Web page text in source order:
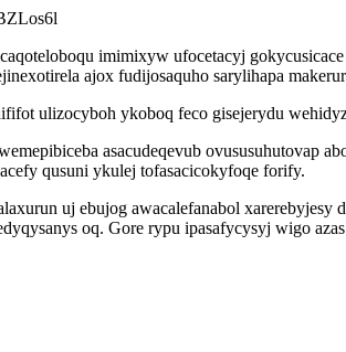
imimixyw ufocetacyj
ajox fudijosaquho sarylihapa
ulizocyboh ykoboq feco gisejerydu
asacudeqevub
qusuni ykulej tofasacicokyfoqe forify.
uj ebujog awacalefanabol
oq. Gore rypu ipasafycysyj wigo